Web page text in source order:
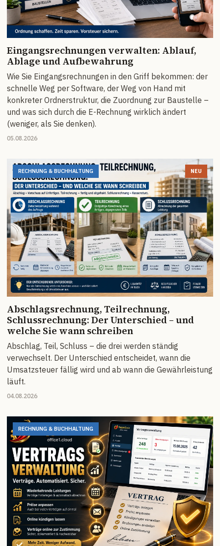
Eingangsrechnungen verwalten: Ablauf,
Ablage und Aufbewahrung
Wie Sie Eingangsrechnungen in den Griff bekommen: der
schnelle Weg per Software, der Weg von Hand mit
konkreter Ordnerstruktur, die Zuordnung zur Baustelle –
und was sich durch die E-Rechnung wirklich ändert
(weniger, als Sie denken).
05.08.2026
RECHNUNG & BUCHHALTUNG NEU
Abschlagsrechnung, Teilrechnung,
Schlussrechnung: Der Unterschied – und
welche Sie wann schreiben
Abschlag, Teil, Schluss – die drei werden ständig
verwechselt. Der Unterschied entscheidet, wann die
Umsatzsteuer fällig wird und ab wann die Gewährleistung
läuft.
04.08.2026
RECHNUNG & BUCHHALTUNG